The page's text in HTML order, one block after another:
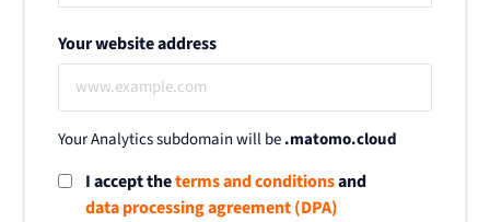
Your website address
Your Analytics subdomain will be.matomo.cloud
I accept theterms and conditionsand
data processing agreement (DPA)